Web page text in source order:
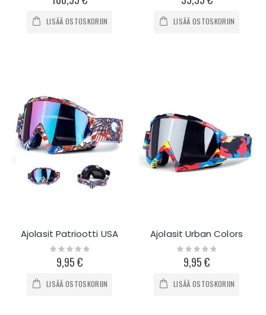
LISÄÄ OSTOSKORIIN LISÄÄ OSTOSKORIIN
Ajolasit Patriootti USA
Rating:
0%9,95 €
LISÄÄ OSTOSKORIIN
Ajolasit Urban Colors
Rating:
0%9,95 €
LISÄÄ OSTOSKORIIN